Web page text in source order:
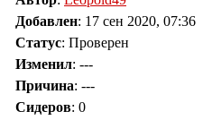
Добавлен: 17 сен 2020, 07:36
Статус: Проверен
Изменил: ---
Причина: ---
Сидеров: 0